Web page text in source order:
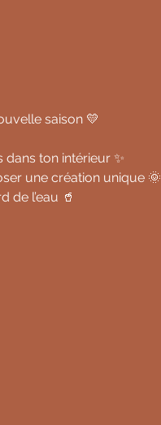
saison 💛
ton intérieur ✨
une création unique 🌞
l’eau 🥤